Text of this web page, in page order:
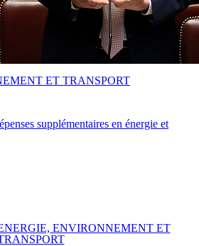
supplémentaires en énergie et
ET TRANSPORT
ENVIRONNEMENT ET